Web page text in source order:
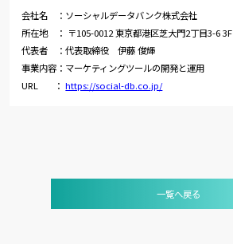
会社名 ：ソーシャルデータバンク株式会社
所在地 ： 〒105-0012 東京都港区芝大門2丁目3-6 3F
代表者 ：代表取締役 伊藤 俊輝
事業内容：マーケティングツールの開発と運用
URL ：https://social-db.co.jp/
一覧へ戻る